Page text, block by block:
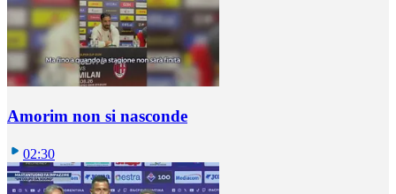
Amorim non si nasconde
02:30